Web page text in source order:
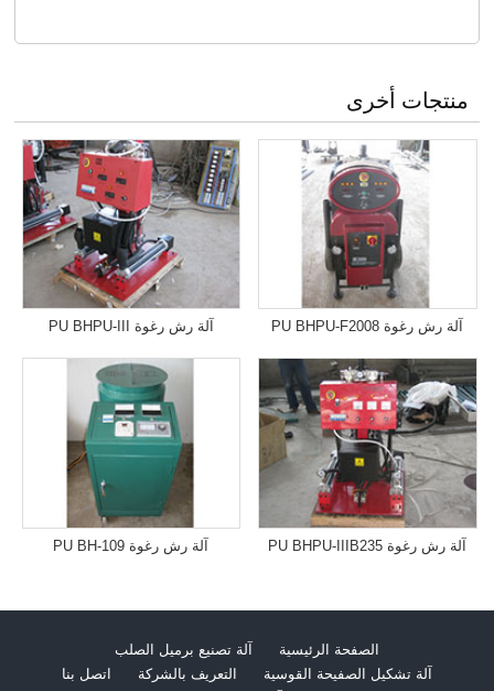
منتجات أخرى
آلة رش رغوة PU BHPU-F2008 آلة رش رغوة PU BHPU-III
آلة رش رغوة PU BHPU-IIIB235 آلة رش رغوة PU BH-109
الصفحة الرئيسية
آلة تصنيع برميل الصلب
آلة تشكيل الصفيحة القوسية
التعريف بالشركة
اتصل بنا